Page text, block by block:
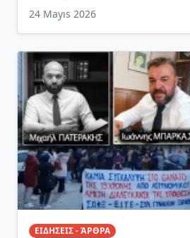
24 Mayıs 2026
ΕΙΔΗΣΕΙΣ - ΆΡΘΡΑ